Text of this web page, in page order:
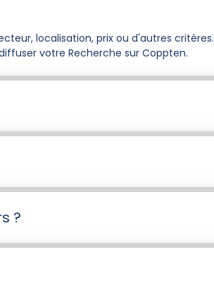
localisation, prix ou d'autres critères.
votre Recherche sur Coppten.
?